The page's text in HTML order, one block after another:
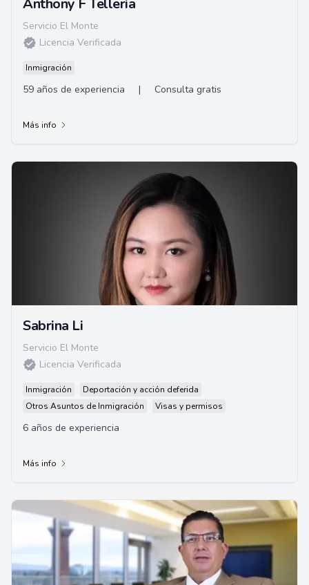
Anthony F Telleria
Servicio El Monte
Licencia Verificada
Inmigración
59 años de experiencia | Consulta gratis
Más info
Sabrina Li
Servicio El Monte
Licencia Verificada
Inmigración
Deportación y acción deferida
Otros Asuntos de Inmigración
Visas y permisos
6 años de experiencia
Más info